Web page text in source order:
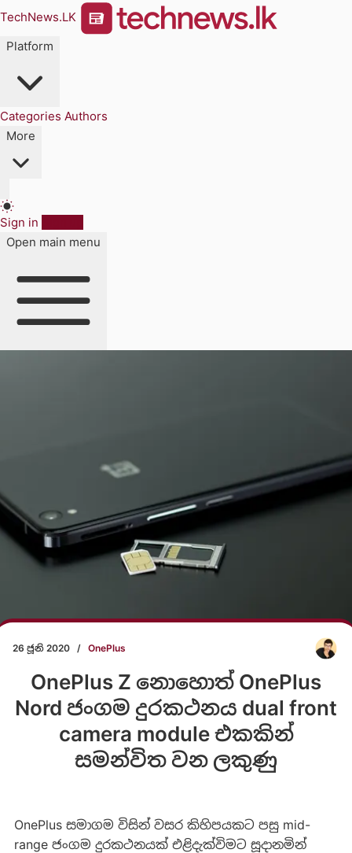
TechNews.LK
Platform
Categories Authors
More
Sign in
Open main menu
26 ජූනි 2020 / OnePlus
OnePlus Z නොහොත් OnePlus
Nord ජංගම දුරකථනය dual front
camera module එකකින්
සමන්විත වන ලකුණු
OnePlus සමාගම විසින් වසර කිහිපයකට පසු mid-
range ජංගම දුරකථනයක් එළිදැක්විමට සූදානමින්